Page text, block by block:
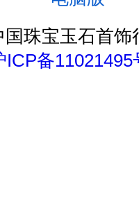
珠宝玉石首饰
ICP备11021495